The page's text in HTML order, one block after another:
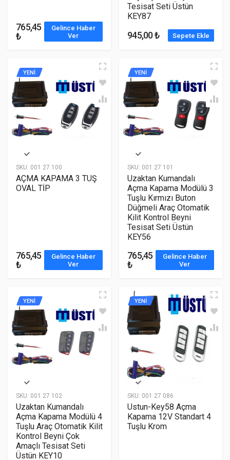
765,45
₺
Gelince Haber
Ver
Tesisat Seti Üstün
KEY87
945,00 ₺ Sepete Ekle
SKU: 001 27 100
YENİ
AÇMA KAPAMA 3 TUŞ
OVAL TİP
765,45
₺
Gelince Haber
Ver
SKU: 001 27 101
YENİ
Uzaktan Kumandalı
Açma Kapama Modülü 3
Tuşlu Kırmızı Buton
Düğmeli Araç Otomatik
Kilit Kontrol Beyni
Tesisat Seti Üstün
KEY56
765,45
₺
Gelince Haber
Ver
SKU: 001 27 102
YENİ
Uzaktan Kumandalı
Açma Kapama Modülü 4
Tuşlu Araç Otomatik Kilit
Kontrol Beyni Çok
Amaçlı Tesisat Seti
Üstün KEY10
SKU: 001 27 086
YENİ
Ustun-Key58 Açma
Kapama 12V Standart 4
Tuşlu Krom